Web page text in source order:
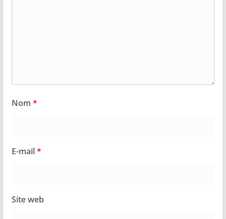
Nom *
E-mail*
Site web